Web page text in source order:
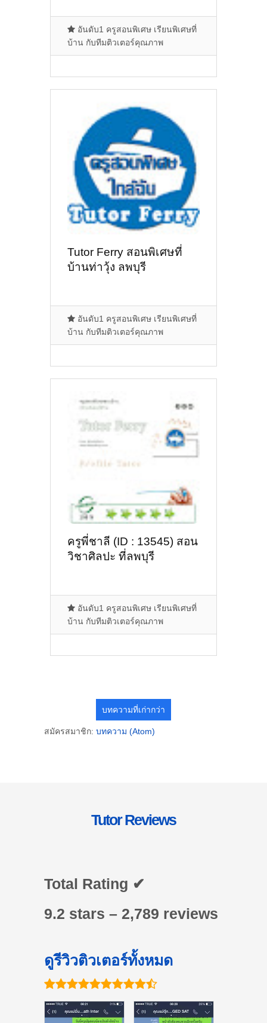
อันดับ1 ครูสอนพิเศษ เรียนพิเศษที่
บ้าน กับทีมติวเตอร์คุณภาพ
Tutor Ferry สอนพิเศษที่
บ้านท่าวุ้ง ลพบุรี
อันดับ1 ครูสอนพิเศษ เรียนพิเศษที่
บ้าน กับทีมติวเตอร์คุณภาพ
ครูพี่ชาลี (ID : 13545) สอน
วิชาศิลปะ ที่ลพบุรี
อันดับ1 ครูสอนพิเศษ เรียนพิเศษที่
บ้าน กับทีมติวเตอร์คุณภาพ
บทความที่เก่ากว่า
สมัครสมาชิก: บทความ (Atom)
Tutor Reviews
Total Rating ✔
9.2 stars – 2,789 reviews
ดูรีวิวติวเตอร์ทั้งหมด